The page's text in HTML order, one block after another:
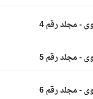
- مجلد رقم 4
- مجلد رقم 5
- مجلد رقم 6